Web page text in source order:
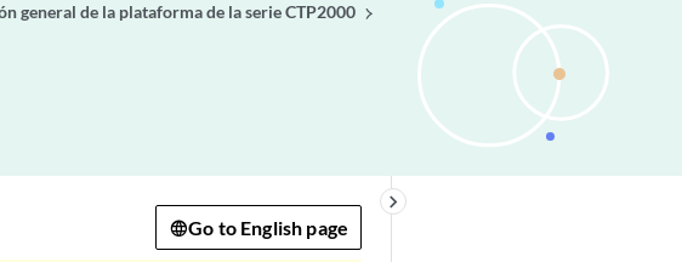
general de la plataforma de la serie CTP2000
keyboard_arrow_right
Go to English page